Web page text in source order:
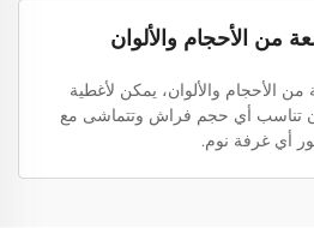
من الأحجام والألوان
الأحجام والألوان، يمكن لأغطية
أن تناسب أي حجم فراش وتتماشى مع
أي غرفة نوم.